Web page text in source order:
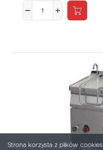
Strona korzysta z plików